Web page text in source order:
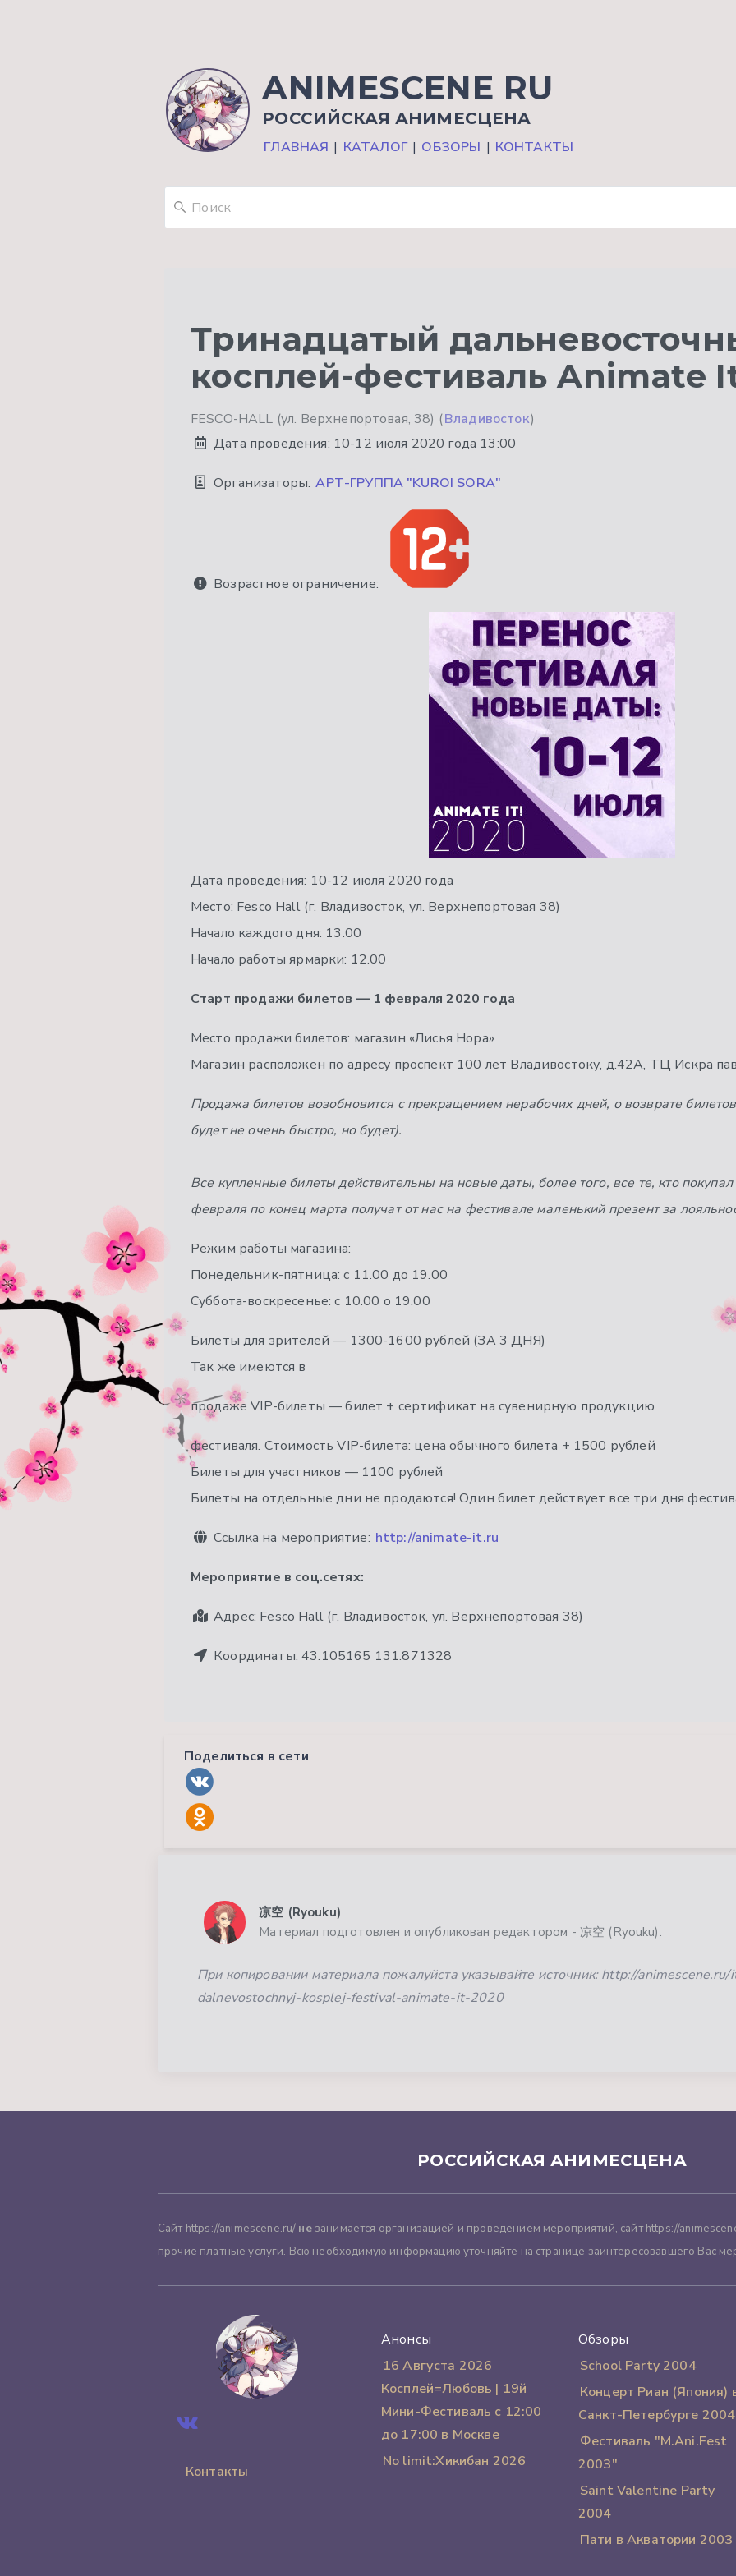
ANIMESCENE RU
РОССИЙСКАЯ АНИМЕСЦЕНА
ГЛАВНАЯ | КАТАЛОГ | ОБЗОРЫ | КОНТАКТЫ
Тринадцатый
косплей-фестиваль Animate
FESCO-HALL (ул. Верхнепортовая, 38) (Владивосток)
Дата проведения: 10-12 июля 2020 года 13:00
Организаторы: АРТ-ГРУППА "KUROI SORA"
Возрастное ограничение:
Дата проведения: 10-12 июля 2020 года
Место: Fesco Hall (г. Владивосток, ул. Верхнепортовая 38)
Начало каждого дня: 13.00
Начало работы ярмарки: 12.00
Старт продажи билетов — 1 февраля 2020 года
Место продажи билетов: магазин «Лисья Нора»
Магазин расположен по адресу проспект 100 лет Владивостоку, д.42А, ТЦ Искра
Продажа билетов возобновится с прекращением нерабочих дней, о возврате
будет не очень быстро, но будет).
Все купленные билеты действительны на новые даты, более того, все те, кто
февраля по конец марта получат от нас на фестивале маленький презент за
Режим работы магазина:
Понедельник-пятница: с 11.00 до 19.00
Суббота-воскресенье: с 10.00 о 19.00
Билеты для зрителей — 1300-1600 рублей (ЗА 3 ДНЯ)
Так же имеются в
продаже VIP-билеты — билет + сертификат на сувенирную продукцию
фестиваля. Стоимость VIP-билета: цена обычного билета + 1500 рублей
Билеты для участников — 1100 рублей
Билеты на отдельные дни не продаются! Один билет действует все три дня
Ссылка на мероприятие: http://animate-it.ru
Мероприятие в соц.сетях:
Адрес: Fesco Hall (г. Владивосток, ул. Верхнепортовая 38)
Координаты:43.105165 131.871328
Поделиться в сети
凉空 (Ryouku)
Материал подготовлен и опубликован редактором - 凉空 (Ryouku).
При копировании материала пожалуйста указывайте источник: http://
dalnevostochnyj-kosplej-festival-animate-it-2020
РОССИЙСКАЯ АНИМЕСЦЕНА
Сайт https://animescene.ru/ незанимается организацией и проведением мероприятий, сайт https://
прочие платные услуги. Всю необходимую информацию уточняйте на странице заинтересовавшего Вас
Контакты
Анонсы
16 Августа 2026
Косплей=Любовь | 19й
Мини-Фестиваль с 12:00
до 17:00 в Москве
No limit:Хикибан 2026
Обзоры
School Party 2004
Концерт Риан (Япония)
Санкт-Петербурге 2004
Фестиваль "M.Ani.Fest
2003"
Saint Valentine Party
2004
Пати в Акватории 2003